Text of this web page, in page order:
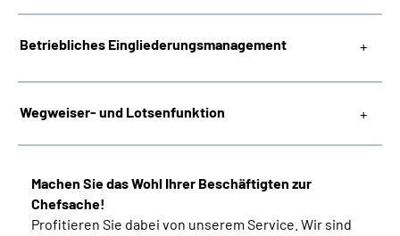
Betriebliches Eingliederungsmanagement
Wegweiser- und Lotsenfunktion
Machen Sie das Wohl Ihrer Beschäftigten zur
Chefsache!
Profitieren Sie dabei von unserem Service. Wir sind